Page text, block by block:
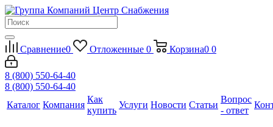
Сравнение0 Отложенные 0 Корзина0 0
8 (800) 550-64-40
8 (800) 550-64-40
Каталог Компания
Как
купить
Услуги Новости Статьи
Вопрос
- ответ